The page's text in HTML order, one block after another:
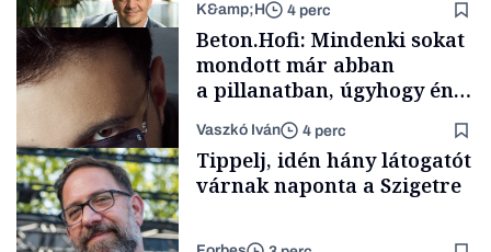
Elszámoltatás
TÁMOGATÓI
TARTALOM
K&amp;H 4 perc
Beton.Hofi: Mindenki sokat
mondott már abban
a pillanatban, úgyhogy én
a legsarkosabb
gondolataimat akartam
kimondani
Vaszkó Iván 4 perc
Tippelj, idén hány látogatót
várnak naponta a Szigetre